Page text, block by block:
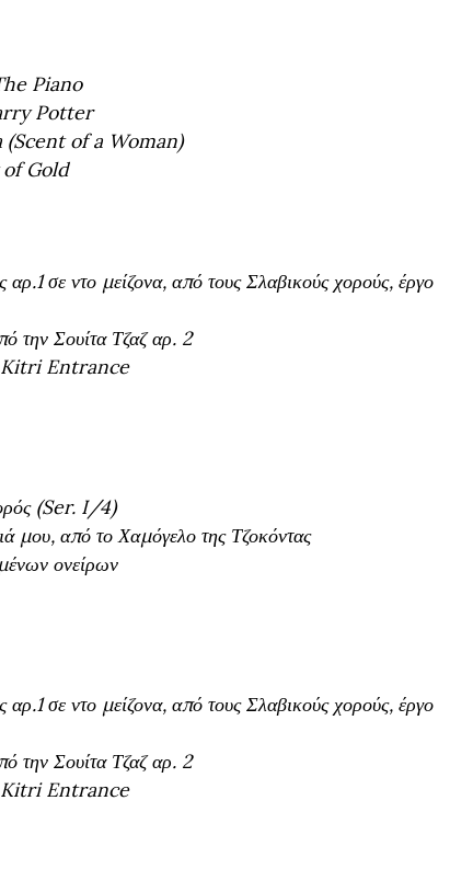
Piano
Potter
of a Woman)
Gold
σε ντο μείζονα, από τους Σλαβικούς χορούς, έργο
Σουίτα Τζαζ αρ. 2
Entrance
(Ser. I/4)
μου, από το Χαμόγελο της Τζοκόντας
ονείρων
σε ντο μείζονα, από τους Σλαβικούς χορούς, έργο
Σουίτα Τζαζ αρ. 2
Entrance